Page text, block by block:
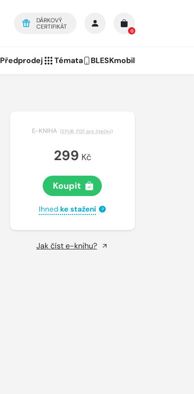
DÁRKOVÝ
CERTIFIKÁT
0
Předprodej Témata BLESKmobil
E-KNIHA (EPUB, PDF pro čtečky)
299 Kč
Koupit
Ihned ke stažení ?
Jak číst e-knihu?